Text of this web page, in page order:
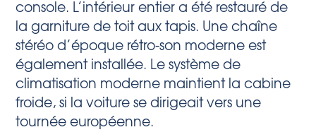
console. L’intérieur entier a été restauré de
la garniture de toit aux tapis. Une chaîne
stéréo d’époque rétro-son moderne est
également installée. Le système de
climatisation moderne maintient la cabine
froide, si la voiture se dirigeait vers une
tournée européenne.